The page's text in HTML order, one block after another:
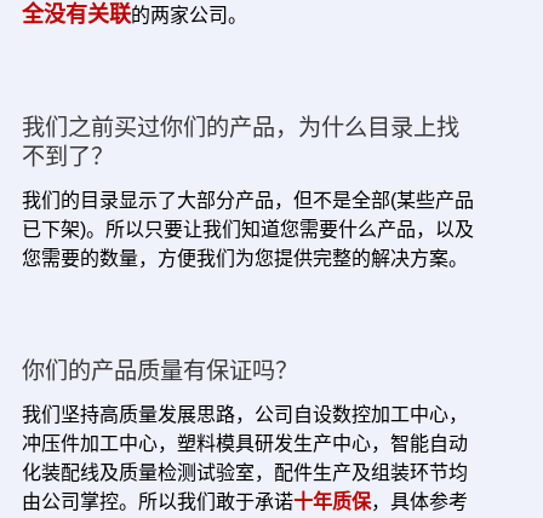
全没有关联的两家公司。
我们之前买过你们的产品，为什么目录上找
不到了？
我们的目录显示了大部分产品，但不是全部(某些产品
已下架)。所以只要让我们知道您需要什么产品，以及
您需要的数量，方便我们为您提供完整的解决方案。
你们的产品质量有保证吗？
我们坚持高质量发展思路，公司自设数控加工中心，
冲压件加工中心，塑料模具研发生产中心，智能自动
化装配线及质量检测试验室，配件生产及组装环节均
由公司掌控。所以我们敢于承诺十年质保，具体参考